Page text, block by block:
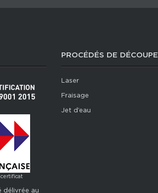
délivrée au
PROCÉDÉS DE DÉCOUPE
Laser
Fraisage
Jet d’eau